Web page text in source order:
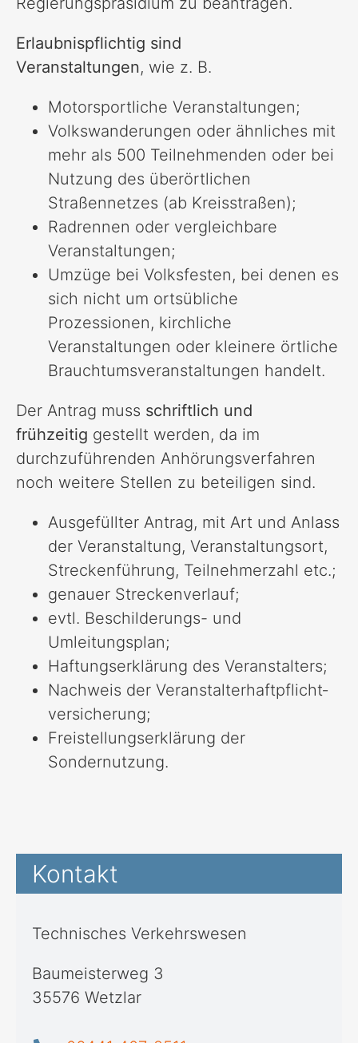
Erlaubnispflichtig sind
Veranstaltungen, wie z. B.
Motorsportliche Veranstaltungen;
Volkswanderungen oder ähnliches mit
mehr als 500 Teilnehmenden oder bei
Nutzung des überörtlichen
Straßennetzes (ab Kreisstraßen);
Radrennen oder vergleichbare
Veranstaltungen;
Umzüge bei Volksfesten, bei denen es
sich nicht um ortsübliche
Prozessionen, kirchliche
Veranstaltungen oder kleinere örtliche
Brauchtumsveranstaltungen handelt.
Der Antrag muss schriftlich und
frühzeitig gestellt werden, da im
durchzuführenden Anhörungsverfahren
noch weitere Stellen zu beteiligen sind.
Ausgefüllter Antrag, mit Art und Anlass
der Veranstaltung, Veranstaltungsort,
Streckenführung, Teilnehmerzahl etc.;
genauer Streckenverlauf;
evtl. Beschilderungs- und
Umleitungsplan;
Haftungserklärung des Veranstalters;
Nachweis der Veranstalterhaftpflicht­
versicherung;
Freistellungserklärung der
Sondernutzung.
Kontakt
Technisches Verkehrswesen
Baumeisterweg 3
35576 Wetzlar